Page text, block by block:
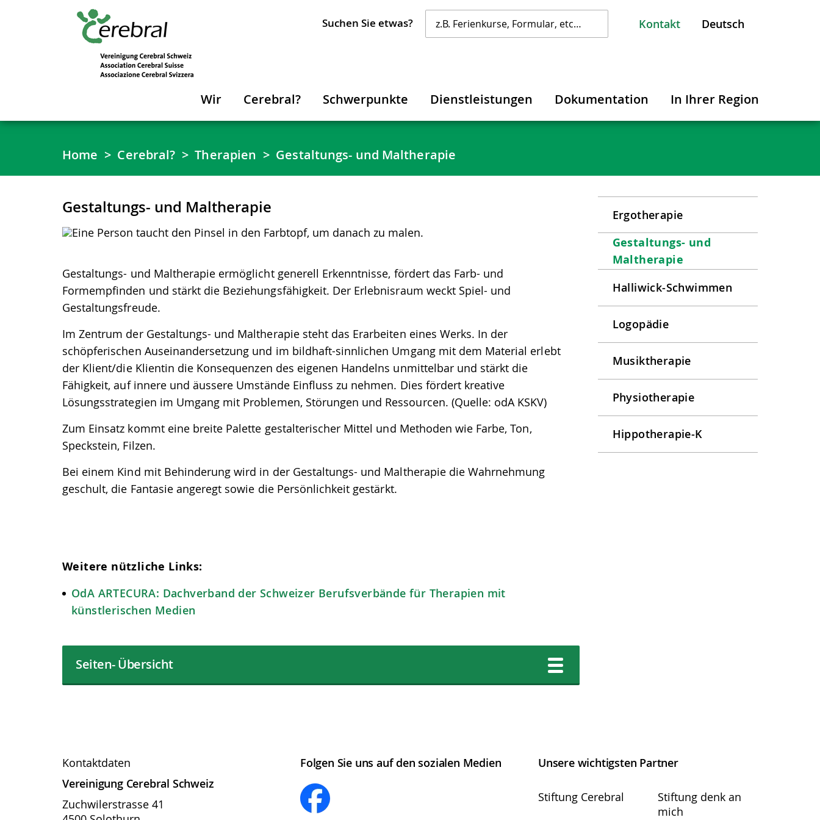
Suchen Sie etwas? Kontakt
Wir Cerebral? Schwerpunkte Dienstleistungen Dokumentation In Ihrer Region
Home Cerebral? Therapien Gestaltungs- und Maltherapie
Gestaltungs- und Maltherapie
Gestaltungs- und Maltherapie ermöglicht generell Erkenntnisse, fördert das Farb- und
Formempfinden und stärkt die Beziehungsfähigkeit. Der Erlebnisraum weckt Spiel- und
Gestaltungsfreude.
Im Zentrum der Gestaltungs- und Maltherapie steht das Erarbeiten eines Werks. In der
schöpferischen Auseinandersetzung und im bildhaft-sinnlichen Umgang mit dem Material erlebt
der Klient/die Klientin die Konsequenzen des eigenen Handelns unmittelbar und stärkt die
Fähigkeit, auf innere und äussere Umstände Einfluss zu nehmen. Dies fördert kreative
Lösungsstrategien im Umgang mit Problemen, Störungen und Ressourcen. (Quelle: odA KSKV)
Zum Einsatz kommt eine breite Palette gestalterischer Mittel und Methoden wie Farbe, Ton,
Speckstein, Filzen.
Bei einem Kind mit Behinderung wird in der Gestaltungs- und Maltherapie die Wahrnehmung
geschult, die Fantasie angeregt sowie die Persönlichkeit gestärkt.
Weitere nützliche Links:
OdA ARTECURA: Dachverband der Schweizer Berufsverbände für Therapien mit
künstlerischen Medien
Seiten- Übersicht
Ergotherapie
Gestaltungs- und
Maltherapie
Halliwick-Schwimmen
Logopädie
Musiktherapie
Physiotherapie
Hippotherapie-K
Kontaktdaten
Vereinigung Cerebral Schweiz
Zuchwilerstrasse 41
Folgen Sie uns auf den sozialen Medien Unsere wichtigsten Partner
Stiftung Cerebral
Stiftung denk an
mich